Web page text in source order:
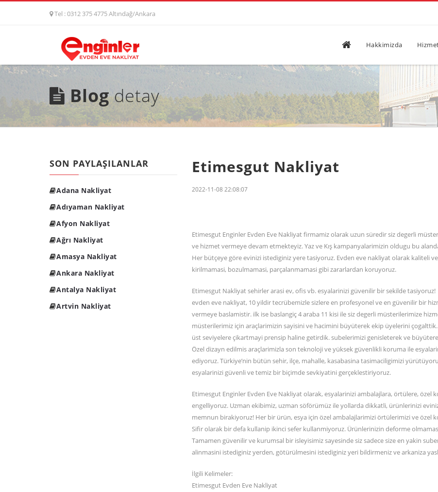
Tel : 0312 375 4775 Altındağ/Ankara
Hakkimizda
Blogdetay
SON PAYLAŞILANLAR
Adana Nakliyat
Adıyaman Nakliyat
Afyon Nakliyat
Ağrı Nakliyat
Amasya Nakliyat
Ankara Nakliyat
Antalya Nakliyat
Artvin Nakliyat
Etimesgut Nakliyat
2022-11-08 22:08:07
Etimesgut Enginler Evden Eve Nakliyat firmamiz olarak uzun süredir siz degerli
ve hizmet vermeye devam etmekteyiz. Yaz ve Kış kampanyalarimizin oldugu bu
Her bütçeye göre evinizi istediginiz yere tasiyoruz. Evden eve nakliyat olarak kaliteli
kirilmamasi, bozulmamasi, parçalanmamasi gibi zararlardan koruyoruz.
Etimesgut Nakliyat sehirler arasi ev, ofis vb. esyalarinizi güvenilir bir sekilde tasiyoruz!
evden eve nakliyat, 10 yildir tecrübemizle sizlere en profesyonel ve en güvenilir bir
vermeye baslamistir. ilk ise baslangiç 4 araba 11 kisi ile siz degerli müsterilerimize
müsterilerimiz için araçlarimizin sayisini ve hacimini büyüterek ekip üyelerini
üst seviyelere çikartmayi prensip haline getirdik. subelerimizi genisleterek ve
Özel dizayn edilmis araçlarimizla son teknoloji ve yüksek güvenlikli koruma ile
ediyoruz. Türkiye’nin bütün sehir, ilçe, mahalle, kasabasina tasimaciligimizi
esyalarinizi güvenli ve temiz bir biçimde sevkiyatini gerçeklestiriyoruz.
Etimesgut Enginler Evden Eve Nakliyat olarak, esyalarinizi ambalajlara, örtülere,
engelliyoruz. Uzman ekibimiz, uzman söförümüz ile yollarda dikkatli, ürünlerinizi
memnun birakiyoruz! Her bir ürün, esya için özel ambalajlarimizi örtülerimizi ve özel
Sifir olarak bir defa kullanip ikinci sefer kullanmiyoruz. Ürünlerinizin deforme
Tamamen güvenilir ve kurumsal bir isleyisimiz sayesinde siz sadece size en yakin
alinmasini istediginiz yerden, götürülmesini istediginiz yeri bildirmeniz ve arkaniza
İlgili Kelimeler:
Etimesgut Evden Eve Nakliyat